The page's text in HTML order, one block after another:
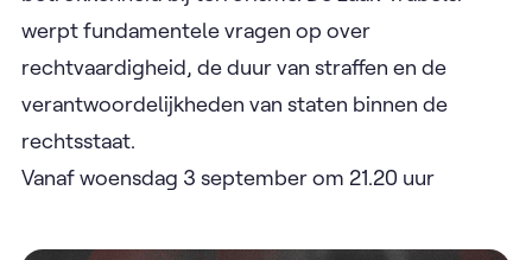
ondanks uitspraken dat hij moet worden
vrijgelaten. In deze documentaire onderzoekt
journalist Dirk Leestmans niet alleen de juridische
en politieke complexiteit van het dossier, maar
ook het levensverhaal van Trabelsi en de vele
betrokkenheid bij terrorisme. De zaak-Trabelsi